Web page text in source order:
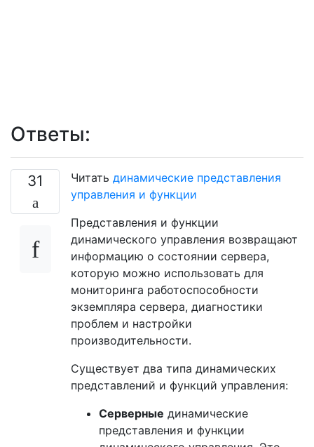
Ответы:
31 Читать динамические представления
управления и функции
Представления и функции
динамического управления возвращают
информацию о состоянии сервера,
которую можно использовать для
мониторинга работоспособности
экземпляра сервера, диагностики
проблем и настройки
производительности.
Существует два типа динамических
представлений и функций управления:
Серверные динамические
представления и функции